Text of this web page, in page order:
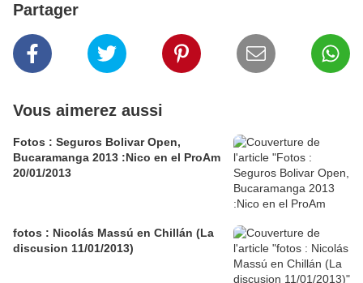
Partager
Vous aimerez aussi
Fotos : Seguros Bolivar Open,
Bucaramanga 2013 :Nico en el ProAm
20/01/2013
fotos : Nicolás Massú en Chillán (La
discusion 11/01/2013)